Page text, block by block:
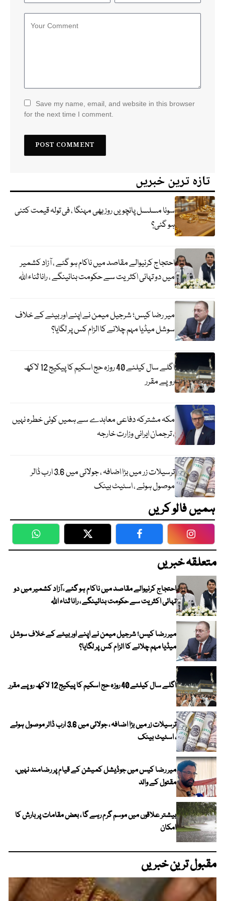
Save my name, email, and website in this browser
for the next time I comment.
تازہ ترین خبریں
سونا مسلسل پانچویں روز بھی مہنگا ، فی تولہ قیمت کتنی
ہو گئی؟
احتجاج کرنیوالے مقاصد میں ناکام ہو گئے ، آزاد کشمیر
میں دو تہائی اکثریت سے حکومت بنائینگے ، رانا ثناء اللہ
میر رضا کیس؛ شرجیل میمن نے اپنے اور بیٹے کے خلاف
سوشل میڈیا مہم چلانے کا الزام کس پر لگایا؟
اگلے سال کیلئے 40 روزہ حج اسکیم کا پیکیج 12 لاکھ
روپے مقرر
مکہ مشترکہ دفاعی معاہدے سے ہمیں کوئی خطرہ نہیں
، ترجمان ایرانی وزارت خارجہ
ترسیلات زر میں بڑا اضافہ ، جولائی میں 3.6 ارب ڈالر
موصول ہوئے ، اسٹیٹ بینک
ہمیں فالو کریں
WhatsApp Twitter Facebook
متعلقہ خبریں
احتجاج کرنیوالے مقاصد میں ناکام ہو گئے ، آزاد کشمیر میں دو
تہائی اکثریت سے حکومت بنائینگے ، رانا ثناء اللہ
میر رضا کیس؛ شرجیل میمن نے اپنے اور بیٹے کے خلاف سوشل
میڈیا مہم چلانے کا الزام کس پر لگایا؟
اگلے سال کیلئے 40 روزہ حج اسکیم کا پیکیج 12 لاکھ روپے مقرر
ترسیلات زر میں بڑا اضافہ ، جولائی میں 3.6 ارب ڈالر موصول ہوئے
، اسٹیٹ بینک
میر رضا کیس میں جوڈیشل کمیشن کے قیام پر رضامند نہیں،
مقتول کے والد
بیشتر علاقوں میں موسم گرم رہے گا ، بعض مقامات پر بارش کا
امکان
مقبول ترین خبریں